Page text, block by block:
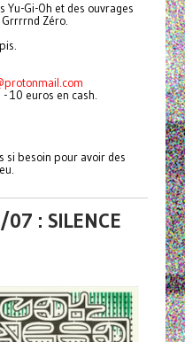
Yu-Gi-Oh et des ouvrages
Zéro.
10 euros en cash.
si besoin pour avoir des
: SILENCE